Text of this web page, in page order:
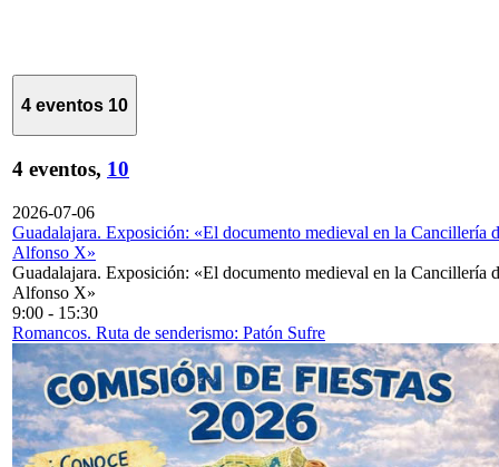
4 eventos 10
4 eventos, 10
2026-07-06
Guadalajara. Exposición: «El documento medieval en la Cancillería
Alfonso X»
Guadalajara. Exposición: «El documento medieval en la Cancillería
Alfonso X»
9:00 - 15:30
Romancos. Ruta de senderismo: Patón Sufre